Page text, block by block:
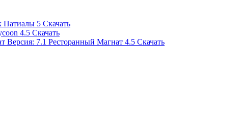
Патиалы 5 Скачать
4.5 Скачать
Ресторанный Магнат 4.5 Скачать